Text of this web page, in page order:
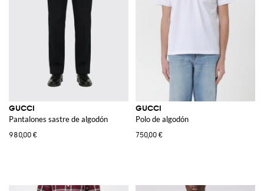
GUCCI
Pantalones sastre de algodón
980,00 €
GUCCI
Polo de algodón
750,00 €